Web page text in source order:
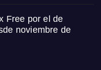
Free por el de
noviembre de